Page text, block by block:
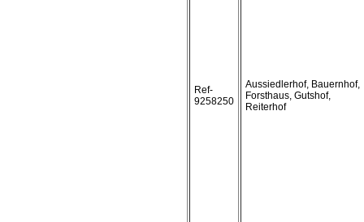
Ref-
9258250
Aussiedlerhof, Bauernhof,
Forsthaus, Gutshof,
Reiterhof